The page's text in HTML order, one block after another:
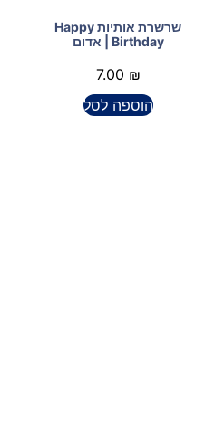
שרשרת אותיות Happy
Birthday | אדום
7.00 ₪
הוספה לסל